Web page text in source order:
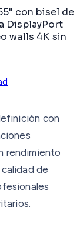
con bisel de
DisplayPort
walls 4K sin
con
rendimiento
de